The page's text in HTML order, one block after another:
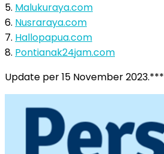
5. Malukuraya.com
6. Nusraraya.com
7. Hallopapua.com
8. Pontianak24jam.com
Update per 15 November 2023.***